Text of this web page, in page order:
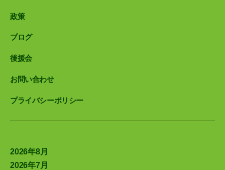
政策
ブログ
後援会
お問い合わせ
プライバシーポリシー
2026年8月
2026年7月